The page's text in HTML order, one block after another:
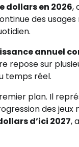
dollars en 2026,
des usages
annuel
repose sur
temps réel.
plan. Il
des jeux
d’ici 2027,